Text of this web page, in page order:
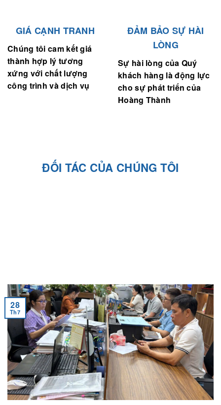
GIÁ CẠNH TRANH
Chúng tôi cam kết giá
thành hợp lý tương
xứng với chất lượng
công trình và dịch vụ
ĐẢM BẢO SỰ HÀI
LÒNG
Sự hài lòng của Quý
khách hàng là động lực
cho sự phát triển của
Hoàng Thành
ĐỐI TÁC CỦA CHÚNG TÔI
28
Th7